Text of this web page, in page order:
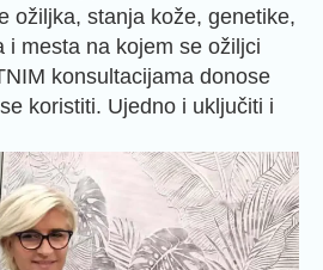
ožiljka, stanja kože, genetike,
i mesta na kojem se ožiljci
konsultacijama donose
koristiti. Ujedno i uključiti i